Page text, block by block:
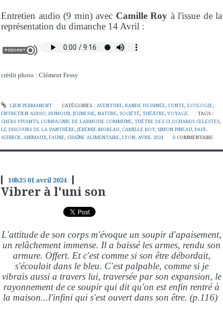
Entretien audio (9 min) avec Camille Roy à l'issue de la
représentation du dimanche 14 Avril :
crédit photo : Clément Fessy
LIEN PERMANENT CATÉGORIES : AVENTURE, BANDE DESSINÉE, CONTE, ECOLOGIE,
ENTRETIEN AUDIO, HUMOUR, JEUNESSE, NATURE, SOCIÉTÉ, THÉÂTRE, VOYAGE
TAGS :
CHERS VIVANTS, COMPAGNIE DE L'ARMOISE COMMUNE, THÉTRE DES CLOCHARDS CELESTES,
LE DISCOURS DE LA PANTHÈRE, JÉRÉMIE MOREAU, CAMILLE ROY, SIMON PINEAU, PAUL
SCHIRCK, ANIMAUX, FAUNE, CHAÎNE ALIMENTAIRE, LYON, AVRIL 2024 0 COMMENTAIRE
10h25 01 avril 2024
Vibrer à l'uni son
L'attitude de son corps m'évoque un soupir d'apaisement,
un relâchement immense. Il a baissé les armes, rendu son
armure. Offert. Et c'est comme si son être débordait,
s'écoulait dans le bleu. C'est palpable, comme si je
vibrais aussi a travers lui, traversée par son expansion, le
rayonnement de ce soupir qui dit qu'on est enfin rentré à
la maison...l'infini qui s'est ouvert dans son être. (p.116)